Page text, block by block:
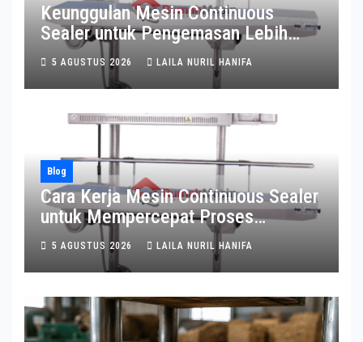
Keunggulan Mesin Continuous
Sealer untuk Pengemasan Lebih
Efisien
5 AGUSTUS 2026 LAILA NURIL HANIFA
Blog
Cara Kerja Mesin Continuous Sealer
untuk Mempercepat Proses
Pengemasan
5 AGUSTUS 2026 LAILA NURIL HANIFA